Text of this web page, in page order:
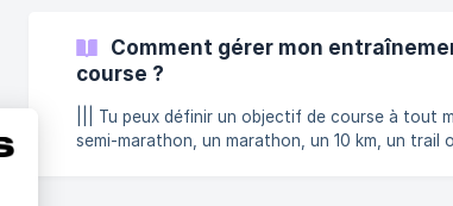
Comment gérer mon
course ?
||| Tu peux définir un objectif de course à tout
semi-marathon, un marathon, un 10 km, un trail